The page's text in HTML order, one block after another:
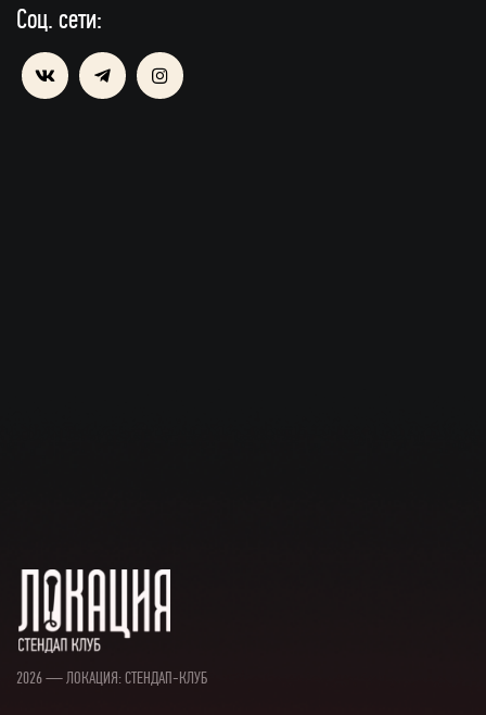
Соц. сети:
2026 — ЛОКАЦИЯ: СТЕНДАП-КЛУБ